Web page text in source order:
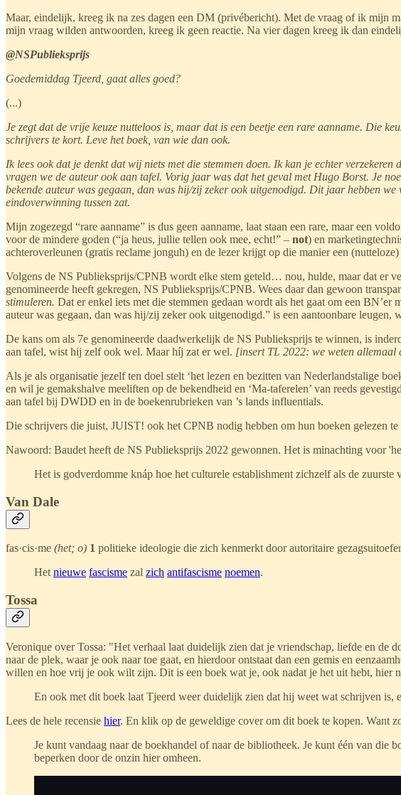
Maar, eindelijk, kreeg ik na zes dagen een DM (privébericht). Met de vraag of ik mijn
mijn vraag wilden antwoorden, kreeg ik geen reactie. Na vier dagen kreeg ik dan
@NSPublieksprijs
Goedemiddag Tjeerd, gaat alles goed?
(...)
Je zegt dat de vrije keuze nutteloos is, maar dat is een beetje een rare aanname. Die
schrijvers te kort. Leve het boek, van wie dan ook.
Ik lees ook dat je denkt dat wij niets met die stemmen doen. Ik kan je echter
vragen we de auteur ook aan tafel. Vorig jaar was dat het geval met Hugo Borst. Je
bekende auteur was gegaan, dan was hij/zij zeker ook uitgenodigd. Dit jaar hebben
eindoverwinning tussen zat.
Mijn zogezegd “rare aanname” is dus geen aanname, laat staan een rare, maar een
voor de mindere goden (“ja heus, jullie tellen ook mee, echt!” – not) en
achteroverleunen (gratis reclame jonguh) en de lezer krijgt op die manier een
Volgens de NS Publieksprijs/CPNB wordt elke stem geteld… nou, hulde, maar dat er
genomineerde heeft gekregen, NS Publieksprijs/CPNB. Wees daar dan gewoon
stimuleren. Dat er enkel iets met die stemmen gedaan wordt als het gaat om een
auteur was gegaan, dan was hij/zij zeker ook uitgenodigd.” is een aantoonbare
De kans om als 7e genomineerde daadwerkelijk de NS Publieksprijs te winnen, is
aan tafel, wist hij zelf ook wel. Maar híj zat er wel. [insert TL 2022: we weten allemaal
Als je als organisatie jezelf ten doel stelt ‘het lezen en bezitten van Nederlandstalige
en wil je gemakshalve meeliften op de bekendheid en ‘Ma-taferelen’ van reeds
aan tafel bij DWDD en in de boekenrubrieken van ’s lands influentials.
Die schrijvers die juist, JUIST! ook het CPNB nodig hebben om hun boeken gelezen
Nawoord: Baudet heeft de NS Publieksprijs 2022 gewonnen. Het is minachting voor
Het is godverdomme knáp hoe het culturele establishment zichzelf als de
Van Dale
fas·cis·me (het; o) 1 politieke ideologie die zich kenmerkt door autoritaire
Hetnieuwe fascisme zal zich antifascisme noemen.
Tossa
Veronique over Tossa: "Het verhaal laat duidelijk zien dat je vriendschap, liefde en de
naar de plek, waar je ook naar toe gaat, en hierdoor ontstaat dan een gemis en
willen en hoe vrij je ook wilt zijn. Dit is een boek wat je, ook nadat je het uit hebt, hier
En ook met dit boek laat Tjeerd weer duidelijk zien dat hij weet wat schrijven is,
Lees de hele recensie hier. En klik op de geweldige cover om dit boek te kopen. Want
Je kunt vandaag naar de boekhandel of naar de bibliotheek. Je kunt één van die
beperken door de onzin hier omheen.